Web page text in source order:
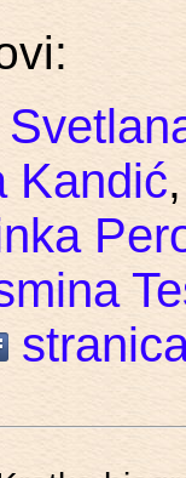
Kandić